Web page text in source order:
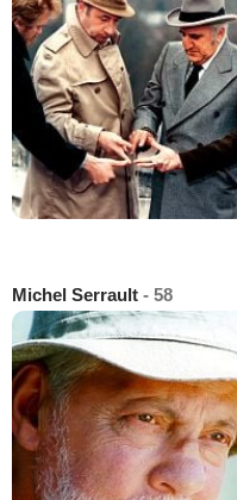
Michel Serrault - 58